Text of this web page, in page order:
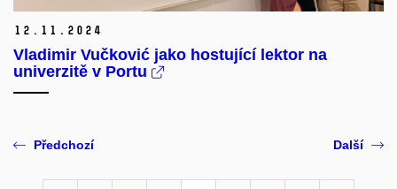
12. 11. 2024
Vladimir Vučković jako hostující lektor na
univerzitě v Portu
Předchozí Další